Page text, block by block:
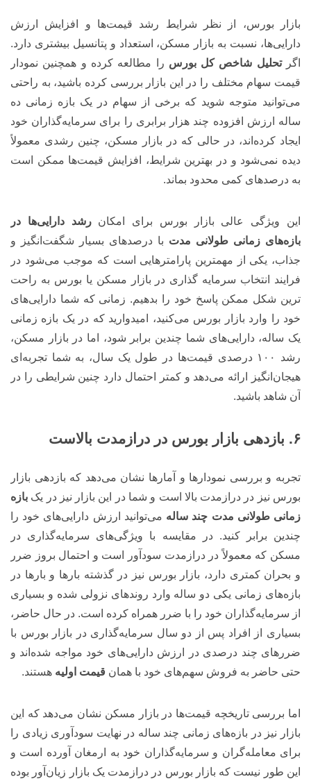
بازار بورس، از نظر شرایط رشد قیمت‌ها و افزایش ارزش
دارایی‌ها، نسبت به بازار مسکن، استعداد و پتانسیل بیشتری دارد.
اگرتحلیل شاخص کل بورس را مطالعه کرده و همچنین نمودار
قیمت سهام مختلف را در این بازار بررسی کرده باشید، به راحتی
می‌توانید متوجه شوید که برخی از سهام در یک بازه زمانی ده
ساله ارزش افزوده چند هزار برابری را برای سرمایه‌گذاران خود
ایجاد کرده‌اند، در حالی که در بازار مسکن، چنین رشدی معمولاً
دیده نمی‌شود و در بهترین شرایط، افزایش قیمت‌ها ممکن است
به درصدهای کمی محدود بماند.
این ویژگی عالی بازار بورس برای امکانرشد دارایی‌ها در
بازه‌های زمانی طولانی مدت با درصدهای بسیار شگفت‌انگیز و
جذاب، یکی از مهمترین پارامترهایی است که موجب می‌شود در
فرایند انتخاب سرمایه گذاری در بازار مسکن یا بورس به راحت
ترین شکل ممکن پاسخ خود را بدهیم. زمانی که شما دارایی‌های
خود را وارد بازار بورس می‌کنید، امیدوارید که در یک بازه زمانی
یک ساله، دارایی‌های شما چندین برابر شود، اما در بازار مسکن،
رشد ۱۰۰ درصدی قیمت‌ها در طول یک سال، به شما تجربه‌ای
هیجان‌انگیز ارائه می‌دهد و کمتر احتمال دارد چنین شرایطی را در
آن شاهد باشید.
۶. بازدهی بازار بورس در درازمدت بالاست
تجربه و بررسی نمودارها و آمارها نشان می‌دهد که بازدهی بازار
بورس نیز در درازمدت بالا است و شما در این بازار نیز در یک بازه
زمانی طولانی مدت چند ساله می‌توانید ارزش دارایی‌های خود را
چندین برابر کنید. در مقایسه با ویژگی‌های سرمایه‌گذاری در
مسکن که معمولاً در درازمدت سودآور است و احتمال بروز ضرر
و بحران کمتری دارد، بازار بورس نیز در گذشته بارها و بارها در
بازه‌های زمانی یکی دو ساله وارد روندهای نزولی شده و بسیاری
از سرمایه‌گذاران خود را با ضرر همراه کرده است. در حال حاضر،
بسیاری از افراد پس از دو سال سرمایه‌گذاری در بازار بورس با
ضررهای چند درصدی در ارزش دارایی‌های خود مواجه شده‌اند و
حتی حاضر به فروش سهم‌های خود با همان قیمت اولیه هستند.
اما بررسی تاریخچه قیمت‌ها در بازار مسکن نشان می‌دهد که این
بازار نیز در بازه‌های زمانی چند ساله در نهایت سودآوری زیادی را
برای معامله‌گران و سرمایه‌گذاران خود به ارمغان آورده است و
این طور نیست که بازار بورس در درازمدت یک بازار زیان‌آور بوده